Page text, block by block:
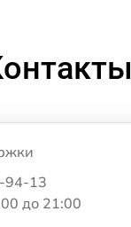
94-13
до 21:00